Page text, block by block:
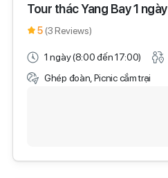
Tour thác Yang Bay 1 ngày
5 (3 Reviews)
1 ngày (8:00 đến 17:00)
Ghép đoàn, Picnic cắm trại